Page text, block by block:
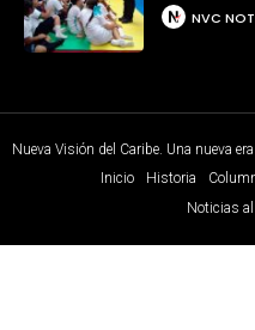
NVC
Nueva Visión del Caribe. Una nueva
Inicio
Historia
Noticias